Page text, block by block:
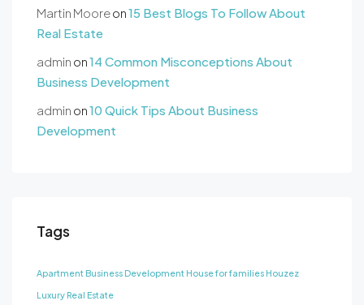
Martin Mooreon15 Best Blogs To Follow About
Real Estate
admin on14 Common Misconceptions About
Business Development
admin on10 Quick Tips About Business
Development
Tags
Apartment Business Development House for families Houzez
Luxury Real Estate